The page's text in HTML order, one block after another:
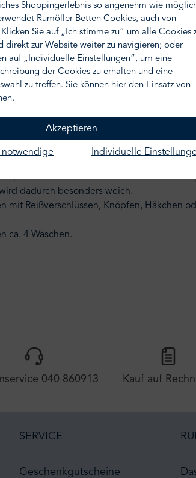
optische Aufheller waschen und auf
dadurch besonders weich.
mit Reißverschlüssen, Knöpfen, Häkchen
ca. 4 Wäschen.
040 860913 Kauf auf
SERVICE
Geschenkgutscheine
Shoppingerlebnis so angenehm wie
Rumöller Betten Cookies, auch von
Sie auf „Ich stimme zu“ um alle Cookies
direkt zur Website weiter zu navigieren; oder
auf „Individuelle Einstellungen“, um eine
der Cookies zu erhalten und eine
zu treffen. Sie können hier den Einsatz von
Akzeptieren
notwendige Individuelle